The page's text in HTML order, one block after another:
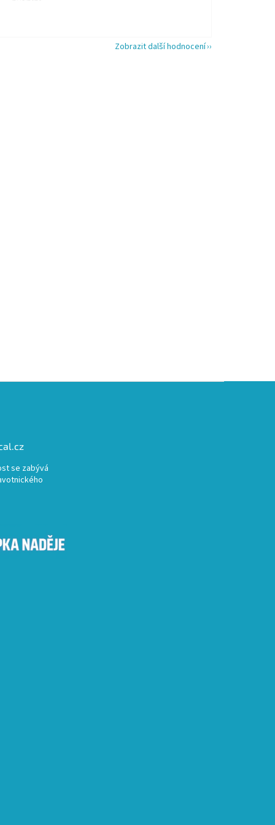
Zobrazit další hodnocení
se zabývá